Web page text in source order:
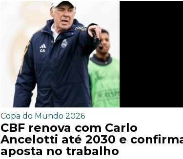
Copa do Mundo 2026
CBF renova com Carlo
Ancelotti até 2030 e
aposta no trabalho